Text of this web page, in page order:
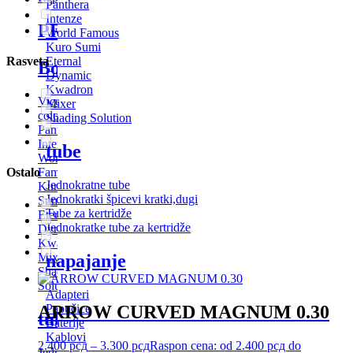
PRIBOR
Boje
Vice
colors
Panthera
Intenze
World
Famous
Kuro
Sumi
Eternal
Dynamic
Kwadron
Mixer
Shading
Solution
tube
Panthera
Intenze
World Famous
Kuro Sumi
Eternal
Dynamic
Kwadron
Mixer
Shading Solution
tube
Jednokratne tube
Jednokratki špicevi kratki,dugi
Tube za kertridže
Jednokratke tube za kertridže
napajanje
Adapteri
Papučice
Baterije
Kablovi
Rasveta
Ostalo
ARROW CURVED MAGNUM 0.30
2.400рсд – 3.300 рсдRaspon cena: od 2.400 рсд do